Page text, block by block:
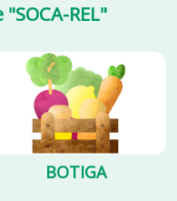
REL"
BOTIGA